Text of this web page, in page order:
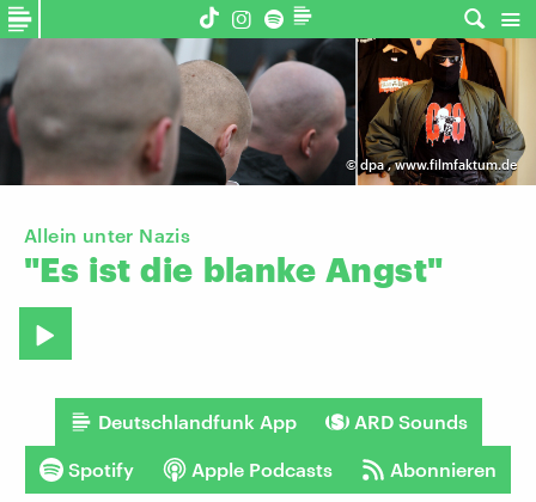
© dpa,www.filmfaktum.de
Allein unter Nazis
"Es ist die blanke Angst"
Deutschlandfunk App ARD Sounds
Spotify Apple Podcasts Abonnieren